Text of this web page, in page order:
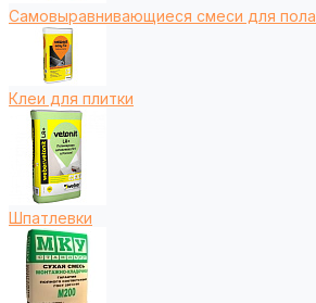
Самовыравнивающиеся смеси для пола
Клеи для плитки
Шпатлевки